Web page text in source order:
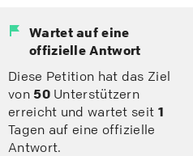
Wartet auf eine
offizielle Antwort
Diese Petition hat das Ziel
von 50Unterstützern
erreicht und wartet seit 1
Tagen auf eine offizielle
Antwort.